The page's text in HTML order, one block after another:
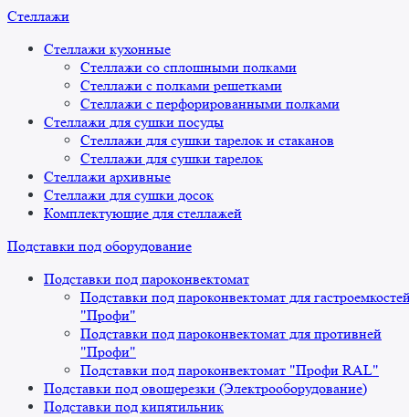
Стеллажи
Стеллажи кухонные
Стеллажи со сплошными полками
Стеллажи с полками решетками
Стеллажи с перфорированными полками
Стеллажи для сушки посуды
Стеллажи для сушки тарелок и стаканов
Стеллажи для сушки тарелок
Стеллажи архивные
Стеллажи для сушки досок
Комплектующие для стеллажей
Подставки под оборудование
Подставки под пароконвектомат
Подставки под пароконвектомат для
"Профи"
Подставки под пароконвектомат для противней
"Профи"
Подставки под пароконвектомат "Профи RAL"
Подставки под овощерезки (Электрооборудование)
Подставки под кипятильник